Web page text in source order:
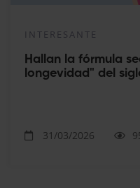
INTERESANTE
Hallan la fórmula
longevidad" del
31/03/2026